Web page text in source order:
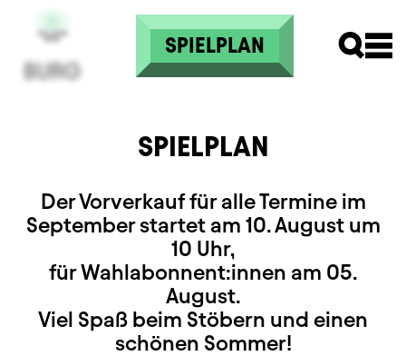
Skip to main content
SPIELPLAN
SPIELPLAN
Der Vorverkauf für alle Termine im
September startet am 10. August um
10 Uhr,
für Wahlabonnent:innen am 05.
August.
Viel Spaß beim Stöbern und einen
schönen Sommer!